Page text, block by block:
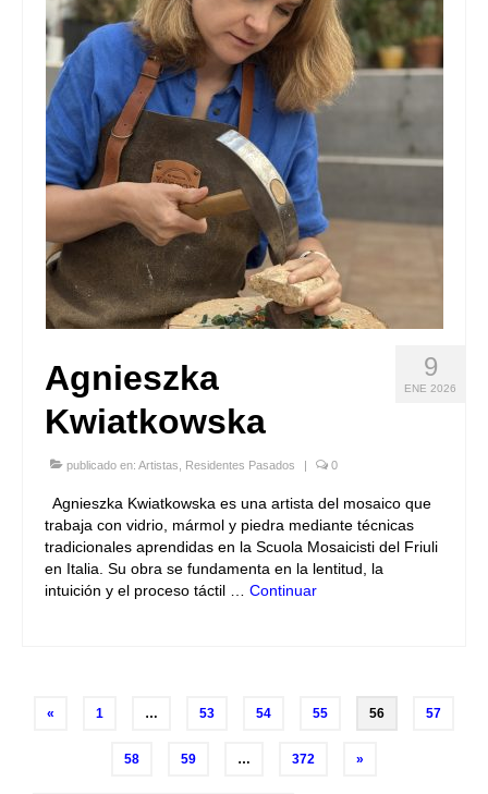
9
ENE 2026
Agnieszka
Kwiatkowska
publicado en: Artistas Residentes Pasados | 0
Agnieszka Kwiatkowska es una artista del mosaico que
trabaja con vidrio, mármol y piedra mediante técnicas
tradicionales aprendidas en la Scuola Mosaicisti del Friuli
en Italia. Su obra se fundamenta en la lentitud, la
intuición y el proceso táctil … Continuar
Navegación
« 1 … 53 54 55 56 57
58 59 … 372 »